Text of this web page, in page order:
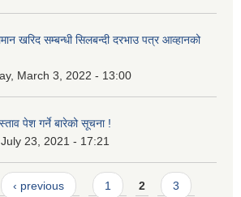
खरिद सम्बन्धी सिलबन्दी दरभाउ पत्र आव्हानको
March 3, 2022 - 13:00
पेश गर्ने बारेको सूचना !
23, 2021 - 17:21
‹ previous 1 2 3